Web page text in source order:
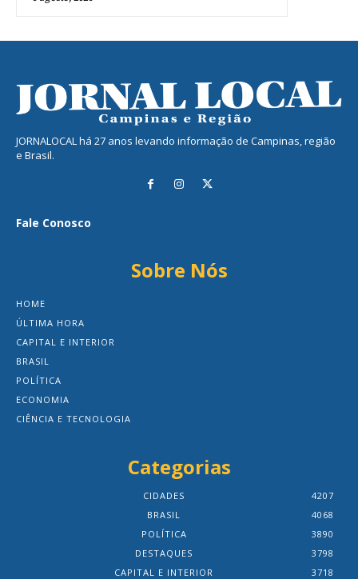
JORNALOCAL há 27 anos levando informação de Campinas, região
e Brasil.
Fale Conosco
Sobre Nós
HOME
ÚLTIMA HORA
CAPITAL E INTERIOR
BRASIL
POLÍTICA
ECONOMIA
CIÊNCIA E TECNOLOGIA
Categorias
CIDADES
4207
BRASIL
4068
POLÍTICA
3890
DESTAQUES
3798
CAPITAL E INTERIOR
3718